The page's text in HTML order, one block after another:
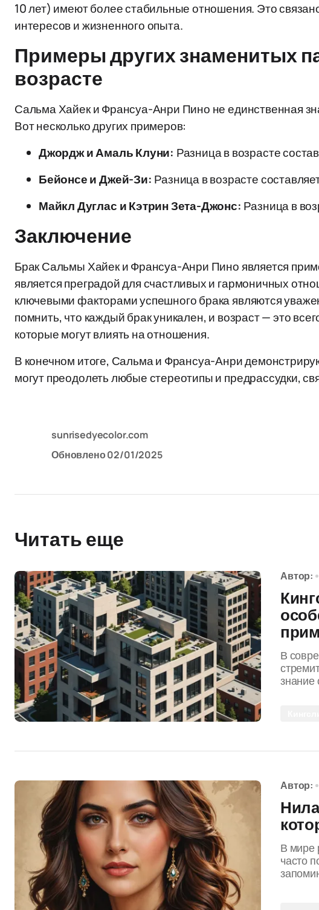
10 лет) имеют более стабильные отношения. Это
интересов и жизненного опыта.
Примеры других знаменитых
возрасте
Сальма Хайек и Франсуа-Анри Пино не единственная
Вот несколько других примеров:
Джордж и Амаль Клуни: Разница в возрасте
Бейонсе и Джей-Зи: Разница в возрасте
Майкл Дуглас и Кэтрин Зета-Джонс: Разница в
Заключение
Брак Сальмы Хайек и Франсуа-Анри Пино является
является преградой для счастливых и гармоничных
ключевыми факторами успешного брака являются
помнить, что каждый брак уникален, и возраст — это
которые могут влиять на отношения.
В конечном итоге, Сальма и Франсуа-Анри
могут преодолеть любые стереотипы и предрассудки,
sunrisedyecolor.com
Обновлено02/01/2025
Читать еще
Автор:
В
Автор:
В мире
часто